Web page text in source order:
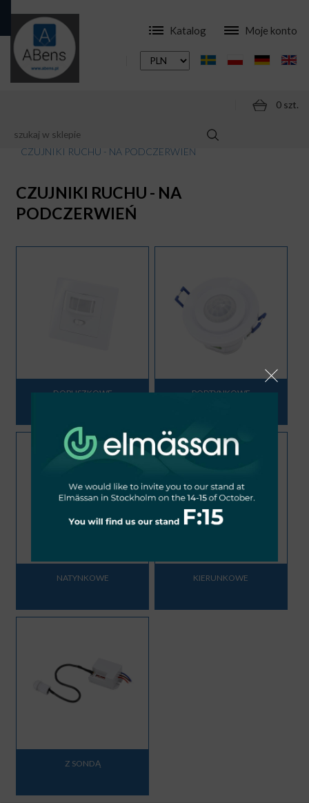
Katalog Moje konto
0 szt.
SKLEP
CZUJNIKI RUCHU - NA PODCZERWIEŃ
CZUJNIKI RUCHU - NA
PODCZERWIEŃ
DOPUSZKOWE PODTYNKOWE
NATYNKOWE KIERUNKOWE
Z SONDĄ